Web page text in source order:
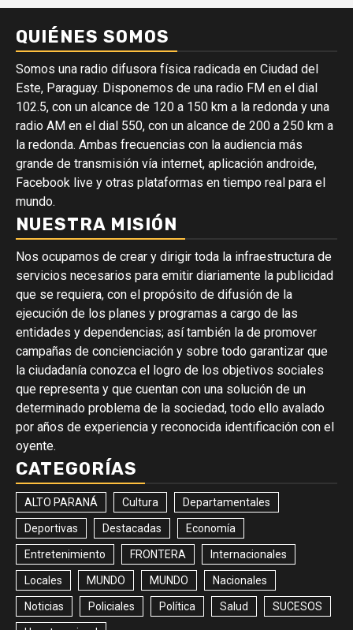
QUIÉNES SOMOS
Somos una radio difusora física radicada en Ciudad del
Este, Paraguay. Disponemos de una radio FM en el dial
102.5, con un alcance de 120 a 150 km a la redonda y una
radio AM en el dial 550, con un alcance de 200 a 250 km a
la redonda. Ambas frecuencias con la audiencia más
grande de transmisión vía internet, aplicación androide,
Facebook live y otras plataformas en tiempo real para el
mundo.
NUESTRA MISIÓN
Nos ocupamos de crear y dirigir toda la infraestructura de
servicios necesarios para emitir diariamente la publicidad
que se requiera, con el propósito de difusión de la
ejecución de los planes y programas a cargo de las
entidades y dependencias; así también la de promover
campañas de concienciación y sobre todo garantizar que
la ciudadanía conozca el logro de los objetivos sociales
que representa y que cuentan con una solución de un
determinado problema de la sociedad, todo ello avalado
por años de experiencia y reconocida identificación con el
oyente.
CATEGORÍAS
ALTO PARANÁ Cultura Departamentales
Deportivas Destacadas Economía
Entretenimiento FRONTERA Internacionales
Locales MUNDO MUNDO Nacionales
Noticias Policiales Política Salud SUCESOS